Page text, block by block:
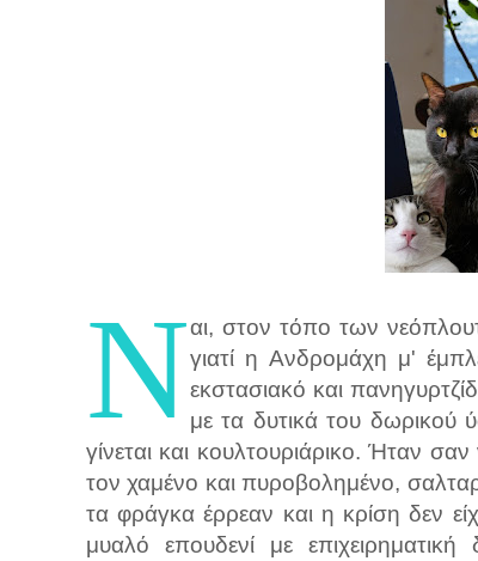
Ναι, στον τόπο των
γιατί η Ανδρομάχη μ'
εκστασιακό και
με τα δυτικά του δωρικού
γίνεται και κουλτουριάρικο. Ήταν
τον χαμένο και πυροβολημένο,
τα φράγκα έρρεαν και η κρίση δεν
μυαλό επουδενί με